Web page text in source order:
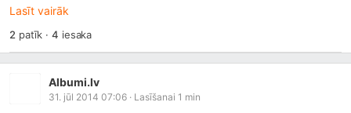
Lasīt vairāk
2 patīk ·4 iesaka
Albumi.lv
31. jūl 2014 07:06 · Lasīšanai 1 min